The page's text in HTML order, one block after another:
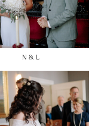
N & L